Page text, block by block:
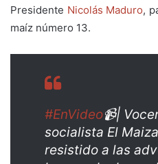
Presidente Nicolás Maduro,
maíz número 13.
#EnVideo📹|
socialista El
resistido a las